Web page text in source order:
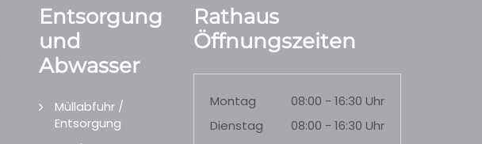
Entsorgung
und
Abwasser
Müllabfuhr /
Entsorgung
Rathaus
Öffnungszeiten
Montag
08:00 - 16:30 Uhr
Dienstag
08:00 - 16:30 Uhr